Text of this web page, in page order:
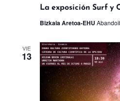
La exposición Surf y
Bizkaia Aretoa-EHU
VIE
13